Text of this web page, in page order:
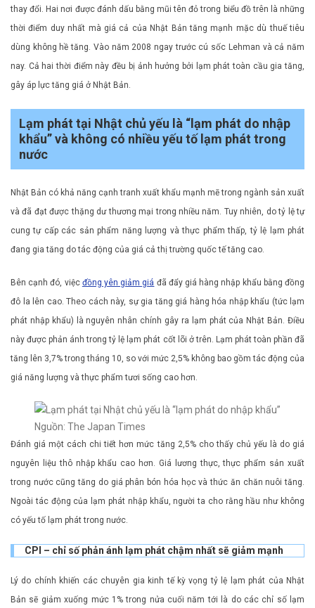
thay đổi. Hai nơi được đánh dấu bằng mũi tên đỏ trong biểu đồ trên là những
thời điểm duy nhất mà giá cả của Nhật Bản tăng mạnh mặc dù thuế tiêu
dùng không hề tăng. Vào năm 2008 ngay trước cú sốc Lehman và cả năm
nay. Cả hai thời điểm này đều bị ảnh hưởng bởi lạm phát toàn cầu gia tăng,
gây áp lực tăng giá ở Nhật Bản.
Lạm phát tại Nhật chủ yếu là “lạm phát do nhập
khẩu” và không có nhiều yếu tố lạm phát trong
nước
Nhật Bản có khả năng cạnh tranh xuất khẩu mạnh mẽ trong ngành sản xuất
và đã đạt được thặng dư thương mại trong nhiều năm. Tuy nhiên, do tỷ lệ tự
cung tự cấp các sản phẩm năng lượng và thực phẩm thấp, tỷ lệ lạm phát
đang gia tăng do tác động của giá cả thị trường quốc tế tăng cao.
Bên cạnh đó, việc đồng yên giảm giá đã đẩy giá hàng nhập khẩu bằng đồng
đô la lên cao. Theo cách này, sự gia tăng giá hàng hóa nhập khẩu (tức lạm
phát nhập khẩu) là nguyên nhân chính gây ra lạm phát của Nhật Bản. Điều
này được phản ánh trong tỷ lệ lạm phát cốt lõi ở trên. Lạm phát toàn phần đã
tăng lên 3,7% trong tháng 10, so với mức 2,5% không bao gồm tác động của
giá năng lượng và thực phẩm tươi sống cao hơn.
Nguồn: The Japan Times
Đánh giá một cách chi tiết hơn mức tăng 2,5% cho thấy chủ yếu là do giá
nguyên liệu thô nhập khẩu cao hơn. Giá lương thực, thực phẩm sản xuất
trong nước cũng tăng do giá phân bón hóa học và thức ăn chăn nuôi tăng.
Ngoài tác động của lạm phát nhập khẩu, người ta cho rằng hầu như không
có yếu tố lạm phát trong nước.
CPI – chỉ số phản ánh lạm phát chậm nhất sẽ giảm mạnh
Lý do chính khiến các chuyên gia kinh tế kỳ vọng tỷ lệ lạm phát của Nhật
Bản sẽ giảm xuống mức 1% trong nửa cuối năm tới là do các chỉ số lạm